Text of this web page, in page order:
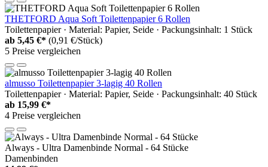
THETFORD Aqua Soft Toilettenpapier 6 Rollen
Toilettenpapier · Material: Papier, Seide · Packungsinhalt: 1 Stück
ab 5,45 €* (0,91 €/Stück)
5 Preise vergleichen
almusso Toilettenpapier 3-lagig 40 Rollen
Toilettenpapier · Material: Papier, Seide · Packungsinhalt: 40 Stück
ab 15,99 €*
4 Preise vergleichen
Always - Ultra Damenbinde Normal - 64 Stücke
Damenbinden